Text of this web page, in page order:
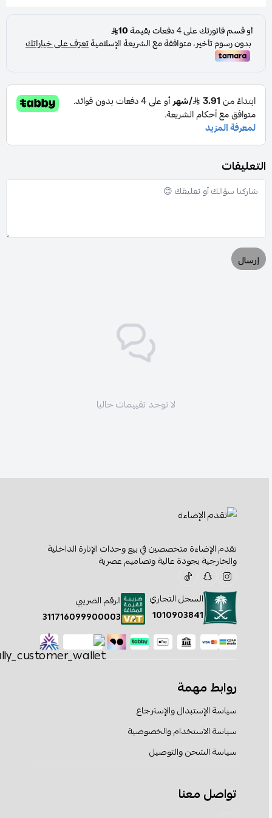
التعليقات
إرسال
لا توجد تقييمات حاليا
تقدم الإضاءة متخصصين في بيع وحدات الإنارة الداخلية
والخارجية بجودة عالية وتصاميم عصرية
السجل التجاري
1010903841
الرقم الضريبي
311716099900003
روابط مهمة
سياسة الإستبدال والإسترجاع
سياسة الاستخدام والخصوصية
سياسة الشحن والتوصيل
تواصل معنا